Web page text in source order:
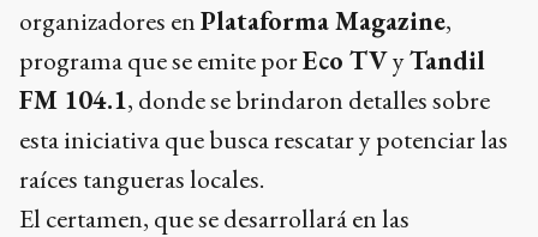
organizadores enPlataforma Magazine,
programa que se emite porEco TVyTandil
FM 104.1, donde se brindaron detalles sobre
esta iniciativa que busca rescatar y potenciar las
raíces tangueras locales.
El certamen, que se desarrollará en las